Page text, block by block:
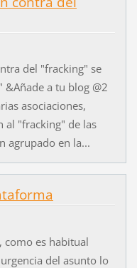
del "fracking" se
a tu blog @2
asociaciones,
al "fracking" de las
agrupado en la...
como es habitual
del asunto lo